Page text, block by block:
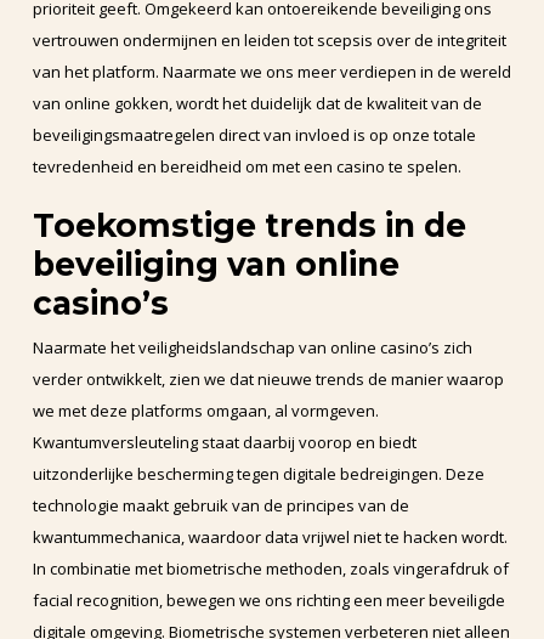
prioriteit geeft. Omgekeerd kan ontoereikende beveiliging ons
vertrouwen ondermijnen en leiden tot scepsis over de integriteit
van het platform. Naarmate we ons meer verdiepen in de wereld
van online gokken, wordt het duidelijk dat de kwaliteit van de
beveiligingsmaatregelen direct van invloed is op onze totale
tevredenheid en bereidheid om met een casino te spelen.
Toekomstige trends in de
beveiliging van online
casino’s
Naarmate het veiligheidslandschap van online casino’s zich
verder ontwikkelt, zien we dat nieuwe trends de manier waarop
we met deze platforms omgaan, al vormgeven.
Kwantumversleuteling staat daarbij voorop en biedt
uitzonderlijke bescherming tegen digitale bedreigingen. Deze
technologie maakt gebruik van de principes van de
kwantummechanica, waardoor data vrijwel niet te hacken wordt.
In combinatie met biometrische methoden, zoals vingerafdruk of
facial recognition, bewegen we ons richting een meer beveiligde
digitale omgeving. Biometrische systemen verbeteren niet alleen